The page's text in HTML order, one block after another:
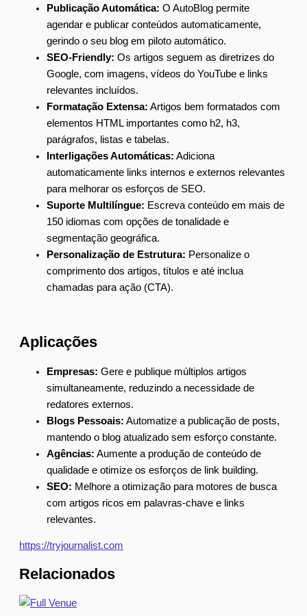
Publicação Automática: O AutoBlog permite
agendar e publicar conteúdos automaticamente,
gerindo o seu blog em piloto automático.
SEO-Friendly: Os artigos seguem as diretrizes do
Google, com imagens, vídeos do YouTube e links
relevantes incluídos.
Formatação Extensa: Artigos bem formatados com
elementos HTML importantes como h2, h3,
parágrafos, listas e tabelas.
Interligações Automáticas: Adiciona
automaticamente links internos e externos relevantes
para melhorar os esforços de SEO.
Suporte Multilíngue: Escreva conteúdo em mais de
150 idiomas com opções de tonalidade e
segmentação geográfica.
Personalização de Estrutura: Personalize o
comprimento dos artigos, títulos e até inclua
chamadas para ação (CTA).
Aplicações
Empresas: Gere e publique múltiplos artigos
simultaneamente, reduzindo a necessidade de
redatores externos.
Blogs Pessoais: Automatize a publicação de posts,
mantendo o blog atualizado sem esforço constante.
Agências: Aumente a produção de conteúdo de
qualidade e otimize os esforços de link building.
SEO: Melhore a otimização para motores de busca
com artigos ricos em palavras-chave e links
relevantes.
https://tryjournalist.com
Relacionados